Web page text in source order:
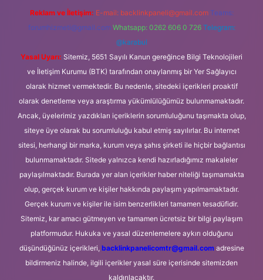
Reklam ve İletişim: E-mail: backlinkpaneli@gmail.com Teams:
forumhizmeti@gmail.com Whatsapp: 0262 606 0 726 Telegram:
@karabul
Yasal Uyarı: Sitemiz, 5651 Sayılı Kanun gereğince Bilgi Teknolojileri
ve İletişim Kurumu (BTK) tarafından onaylanmış bir Yer Sağlayıcı
olarak hizmet vermektedir. Bu nedenle, sitedeki içerikleri proaktif
olarak denetleme veya araştırma yükümlülüğümüz bulunmamaktadır.
Ancak, üyelerimiz yazdıkları içeriklerin sorumluluğunu taşımakta olup,
siteye üye olarak bu sorumluluğu kabul etmiş sayılırlar. Bu internet
sitesi, herhangi bir marka, kurum veya şahıs şirketi ile hiçbir bağlantısı
bulunmamaktadır. Sitede yalnızca kendi hazırladığımız makaleler
paylaşılmaktadır. Burada yer alan içerikler haber niteliği taşımamakta
olup, gerçek kurum ve kişiler hakkında paylaşım yapılmamaktadır.
Gerçek kurum ve kişiler ile isim benzerlikleri tamamen tesadüfidir.
Sitemiz, kar amacı gütmeyen ve tamamen ücretsiz bir bilgi paylaşım
platformudur. Hukuka ve yasal düzenlemelere aykırı olduğunu
düşündüğünüz içerikleri, backlinkpanelicomtr@gmail.comadresine
bildirmeniz halinde, ilgili içerikler yasal süre içerisinde sitemizden
kaldırılacaktır.